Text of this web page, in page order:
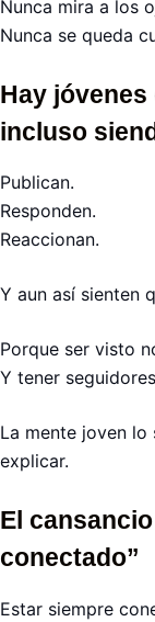
Nunca mira a los
Nunca se queda
Hay
incluso
Publican.
Responden.
Reaccionan.
Y aun así sienten
Porque ser visto
Y tener
La mente joven lo
explicar.
El
conectado”
Estar siempre